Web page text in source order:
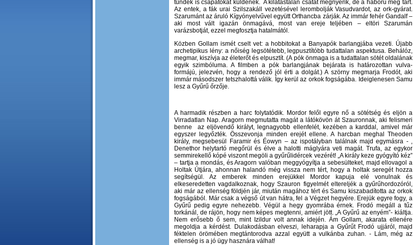
tündék is csapatokat küldenek. A kilátástalan csatát megnyerik, de a háború még tart.
Az entek, a fák urai Szilszakáll vezetésével lerombolják Vasudvardot, az ork-gyárat.
Szarumánt az áruló Kígyónyelvűvel együtt Orthancba zárják. Az immár fehér Gandalf –
aki most vált igazán önmagává, most van ereje teljében – eltöri Szarumán
varázsbotját, ezzel megfosztja hatalmától.
Közben Gollam ismét cselt vet: a hobbitokat a Banyapók barlangjába vezeti. Újabb
archetipikus lény: a nőiség legsötétebb, legpusztítóbb tudattalan aspektusa. Behálóz,
megmar, kiszívja az életerőt és elpusztít. (A pók önmaga is a tudattalan sötét oldalának
egyik szimbóluma. A filmben a pók barlangjának bejárata is határozottan vulva-
formájú, jelezvén, hogy a rendező jól érti a dolgát.) A szörny megmarja Frodót, aki
immár másodszer tetszhalottá válik. Így kerül az orkok fogságába. Ideiglenesen Samu
lesz a Gyűrű őrzője.
A harmadik részben a harc folytatódik. Mordor felől egyre nő a sötétség és eljön a
Virradatlan Nap. Aragorn megmutatta magát a látókövön át Szauronnak, aki felismeri
benne az eljövendő királyt, legnagyobb ellenfelét, kezében a karddal, amivel már
egyszer legyőzték. Összevonja minden erejét ellene. A harcban meghal Theoden
király, megsebesül Faramir és Éowyn – az ispotályban találnak majd egymásra - ,
Denethor helytartó megőrül és élve a halotti máglyára veti magát. Trufa, az egykor
semmirekellő kópé viszont megöli a gyűrűlidércek vezérét! „A király keze gyógyító kéz”
– tartja a mondás, és Aragorn valóban meggyógyítja a sebesülteket, majd ellovagol a
Holtak Útjára, ahonnan halandó még vissza nem tért, hogy a holtak seregét hozza
segítségül. Az emberek minden erejükkel Mordor kapuja elé vonulnak és
elkeseredetten vagdalkoznak, hogy Szauron figyelmét eltereljék a gyűrűhordozóról,
aki már az ellenség földjén jár, miután magához tért és Samu kiszabadította az orkok
fogságából. Már csak a végső út van hátra, fel a Végzet hegyére. Erejük egyre fogy, a
Gyűrű pedig egyre nehezebb. Végül a hegy gyomrába érnek. Frodó megáll a tűz
torkánál, de rájön, hogy nem képes megtenni, amiért jött. „A Gyűrű az enyém”- kiáltja.
Nem erősebb ő sem, mint Izildur volt annak idején. Ám Gollam, akarata ellenére
megoldja a kérdést. Dulakodásban elveszi, leharapja a Gyűrűt Frodó ujjáról, majd
féktelen örömében megtántorodva azzal együtt a vulkánba zuhan. - Lám, még az
ellenség is a jó ügy hasznára válhat!